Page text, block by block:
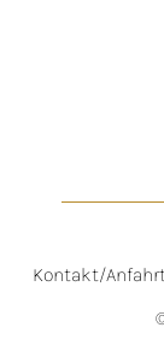
Kontakt/